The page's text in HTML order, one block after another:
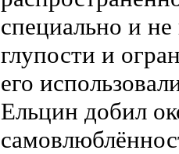
специально и
глупости и
его
Ельцин добил